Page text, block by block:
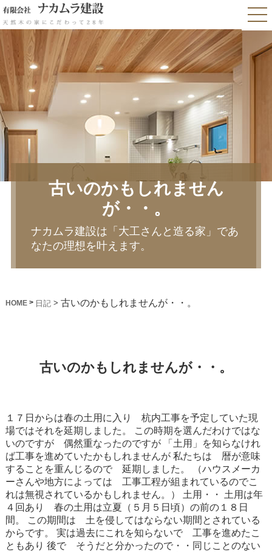
古いのかもしれません
が・・。
ナカムラ建設は「大工さんと造る家」であ
なたの理想を叶えます。
HOME> 日記 > 古いのかもしれませんが・・。
古いのかもしれませんが・・。
１７日からは春の土用に入り 杭内工事を予定していた現
場ではそれを延期しました。
この時期を選んだわけではな
いのですが 偶然重なったのですが「土用」を知らなけれ
ば工事を進めていたかもしれませんが私たちは 暦が意味
することを重んじるので 延期しました。
（ハウスメーカ
ーさんや地方によっては 工事工程が組まれているのでこ
れは無視されているかもしれません。）
土用・・
土用は年
４回あり 春の土用は立夏（５月５日頃）の前の１８日
間。
この期間は 土を侵してはならない期間とされている
からです。
実は過去にこれを知らないで 工事を進めたこ
ともあり 後で そうだと分かったので・・同じことのない